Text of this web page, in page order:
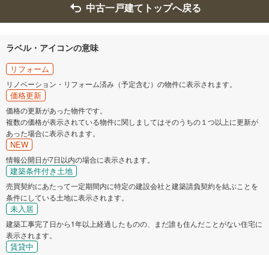
中古一戸建てトップへ戻る
ラベル・アイコンの意味
リフォーム
リノベーション・リフォーム済み（予定含む）の物件に表示されます。
価格更新
価格の更新があった物件です。
複数の価格が表示されている物件に関しましてはそのうちの１つ以上に更新が
あった場合に表示されます。
NEW
情報公開日が7日以内の場合に表示されます。
建築条件付き土地
売買契約にあたって一定期間内に特定の建設会社と建築請負契約を結ぶことを
条件にしている土地に表示されます。
未入居
建築工事完了日から1年以上経過したものの、まだ誰も住んだことがない住宅に
表示されます。
賃貸中